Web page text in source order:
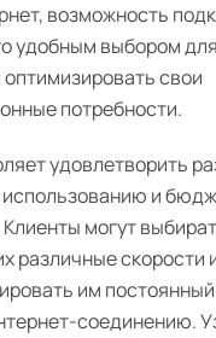
возможность
удобным выбором
свои
потребности.
удовлетворить
использованию и
могут
различные скорости
им
соединению.